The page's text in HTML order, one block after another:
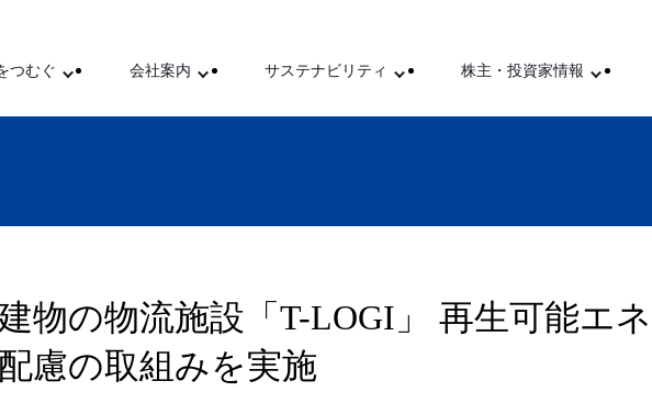
つむぐ 会社案内 サステナビリティ 株主・投資家情報
物の物流施設「T-LOGI」 再生可能エ
慮の取組みを実施